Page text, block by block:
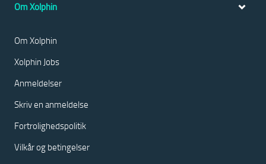
Om Xolphin
Om Xolphin
Xolphin Jobs
Anmeldelser
Skriv en anmeldelse
Fortrolighedspolitik
Vilkår og betingelser